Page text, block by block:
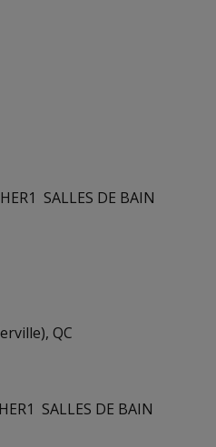
1 SALLES DE BAIN
QC
1 SALLES DE BAIN